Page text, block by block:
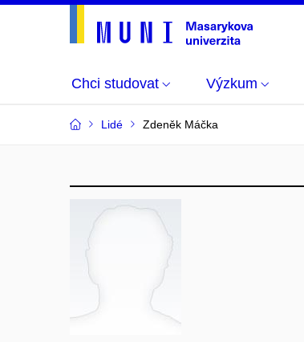
Chci studovat Výzkum
Lidé Zdeněk Máčka